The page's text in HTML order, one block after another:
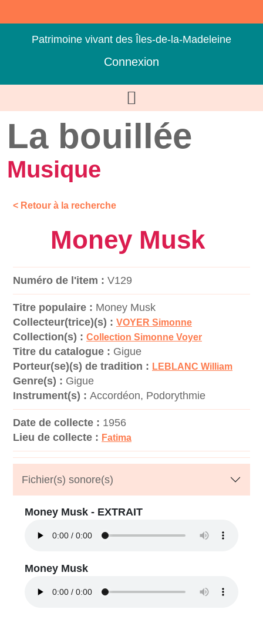
Patrimoine vivant des Îles-de-la-Madeleine
Connexion
La bouillée
Musique
< Retour à la recherche
Money Musk
Numéro de l'item : V129
Titre populaire : Money Musk
Collecteur(trice)(s) : VOYER Simonne
Collection(s) : Collection Simonne Voyer
Titre du catalogue : Gigue
Porteur(se)(s) de tradition : LEBLANC William
Genre(s) : Gigue
Instrument(s) : Accordéon, Podorythmie
Date de collecte : 1956
Lieu de collecte : Fatima
Fichier(s) sonore(s)
Money Musk - EXTRAIT
Money Musk